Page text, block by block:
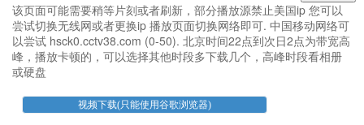
该页面可能需要稍等片刻或者刷新，部分播放源禁止美国ip 您可以
尝试切换无线网或者更换ip 播放页面切换网络即可. 中国移动网络可
以尝试 hsck0.cctv38.com (0-50). 北京时间22点到次日2点为带宽高
峰，播放卡顿的，可以选择其他时段多下载几个，高峰时段看相册
或硬盘